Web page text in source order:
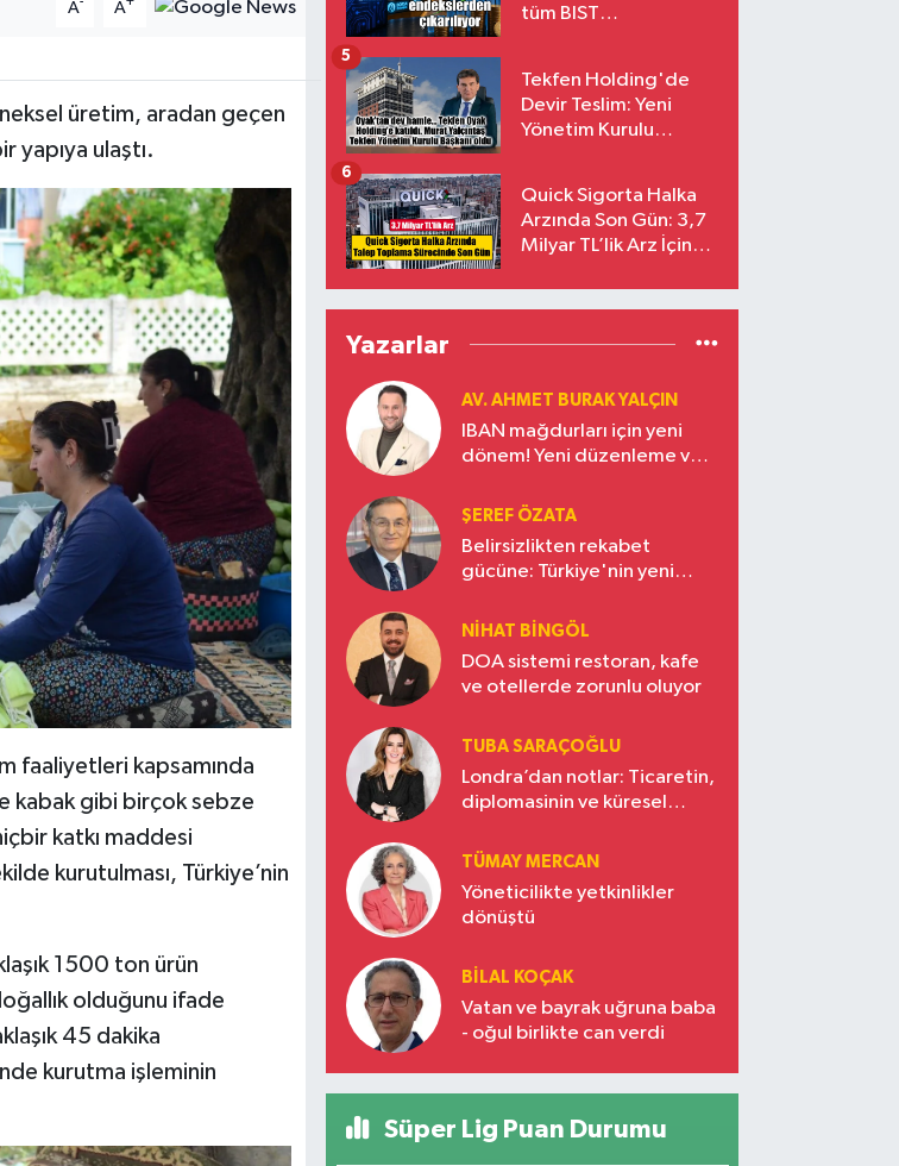
A A
üretim, aradan geçen
yapıya ulaştı.
faaliyetleri kapsamında
kabak gibi birçok sebze
katkı maddesi
kurutulması, Türkiye’nin
1500 ton ürün
olduğunu ifade
45 dakika
kurutma işleminin
tüm BIST
Tekfen Holding'de
Devir Teslim: Yeni
Yönetim Kurulu
5
Quick Sigorta Halka
Arzında Son Gün: 3,7
Milyar TL’lik Arz İçin
Eriyor
6
Yazarlar
AV. AHMET BURAK YALÇIN
IBAN mağdurları için yeni
dönem! Yeni düzenleme ve
ŞEREF ÖZATA
Belirsizlikten rekabet
gücüne: Türkiye'nin yeni
NIHAT BINGÖL
DOA sistemi restoran, kafe
ve otellerde zorunlu oluyor
TUBA SARAÇOĞLU
Londra’dan notlar: Ticaretin,
diplomasinin ve küresel
Türkiye’nin yükselen gücü
TÜMAY MERCAN
Yöneticilikte yetkinlikler
dönüştü
BILAL KOÇAK
Vatan ve bayrak uğruna baba
- oğul birlikte can verdi
Süper Lig Puan Durumu